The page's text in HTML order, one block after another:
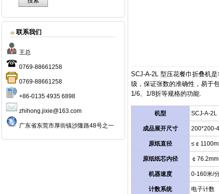
联系我们
王总
0769-88661258
0769-88661258
+86-0135 4935 6898
zhihong.jixie@163.com
广东省东莞市厚街镇沙隆路48号之一
SCJ-A-2L 型压花餐巾折叠机
级，保证张数的准确性，易于
1/6、1/8折等规格的功能.
机型 SCJ-A-2L
成品展开尺寸 200*200-
原纸直径 ≤￠
原纸纸芯内径 ￠
机器速度 0-160米/
计数系统 电子计数